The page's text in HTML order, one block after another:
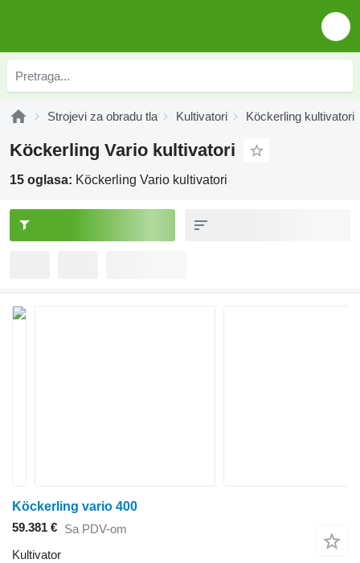
Strojevi za obradu tla Kultivatori Köckerling kultivatori
Köckerling Vario kultivatori
15 oglasa: Köckerling Vario kultivatori
Köckerling vario 400
59.381 € Sa PDV-om
Kultivator